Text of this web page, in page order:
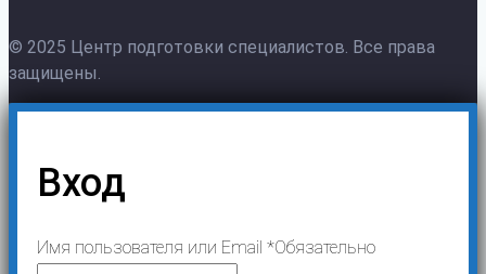
© 2025 Центр подготовки специалистов. Все права
защищены.
Вход
Имя пользователя или Email *Обязательно